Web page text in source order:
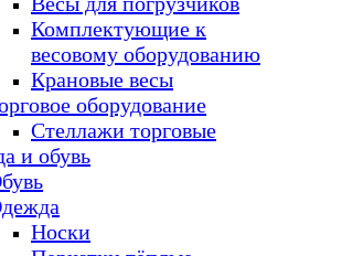
Комплектующие к
весовому оборудованию
Крановые весы
оборудование
Стеллажи торговые
и обувь
Носки